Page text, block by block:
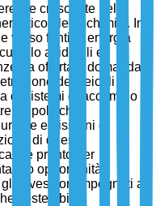
crescente nel
elettrochimici. In
verso fonti di energia
affidabili ed
tra offerta e domanda.
dei veicoli
di sistemi di accumulo
le politiche
le emissioni di
di queste
è pronto per
opportunità
investitori impegnati a
sostenibili.